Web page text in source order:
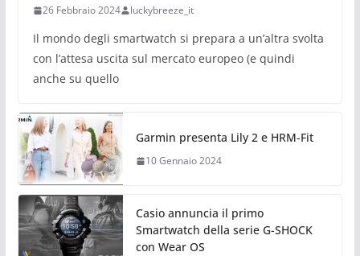
26 Febbraio 2024 luckybreeze_it
Il mondo degli smartwatch si prepara a un’altra svolta
con l’attesa uscita sul mercato europeo (e quindi
anche su quello
Garmin presenta Lily 2 e HRM-Fit
10 Gennaio 2024
Casio annuncia il primo
Smartwatch della serie G-SHOCK
con Wear OS